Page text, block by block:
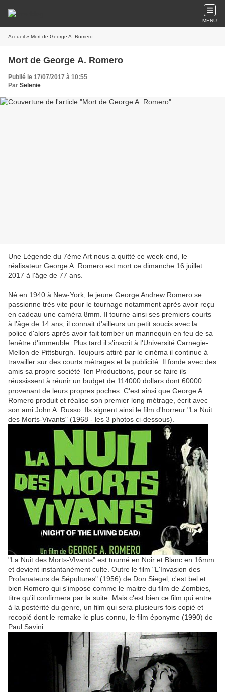
MENU
Accueil » Mort de George A. Romero
Mort de George A. Romero
Publié le 17/07/2017 à 10:55
Par Selenie
Une Légende du 7ème Art nous a quitté ce week-end, le
réalisateur George A. Romero est mort ce dimanche 16 juillet
2017 à l'âge de 77 ans.
Né en 1940 à New-York, le jeune George Andrew Romero se
passionne très vite pour le tournage notamment après avoir reçu
en cadeau une caméra 8mm. Il tourne ainsi ses premiers courts
à l'âge de 14 ans, il connait d'ailleurs un petit soucis avec la
police d'alors après avoir fait tomber un mannequin en feu de sa
fenêtre d'immeuble. Plus tard il s'inscrit à l'Université Carnegie-
Mellon de Pittsburgh. Toujours attiré par le cinéma il continue à
travailler sur des courts métrages et la publicité. Il fonde avec des
amis sa propre société Ten Productions, pour se faire ils
réussissent à réunir un budget de 114000 dollars dont 60000
provenant de leurs propres poches. C'est ainsi que George A.
Romero produit et réalise son premier long métrage, écrit avec
son ami John A. Russo. Ils signent ainsi le film d'horreur "La Nuit
des Morts-Vivants" (1968 - les 3 photos ci-dessous).
"La Nuit des Morts-VIvants" est tourné en Noir et Blanc en 16mm
et devient instantanément culte. Outre le film "L'Invasion des
Profanateurs de Sépultures" (1956) de Don Siegel, c'est bel et
bien Romero qui s'impose comme le maitre du film de Zombies,
titre qu'il confirmera par la suite. Mais c'est bien ce film qui entre
à la postérité du genre, un film qui sera plusieurs fois copié et
recopié dont le remake le plus connu, le film éponyme (1990) de
Paul Savini.